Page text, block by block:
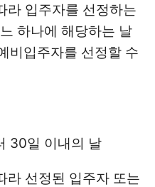
입주자를 선정하는
하나에 해당하는 날
비입주자를 선정할 수
30일 이내의 날
선정된 입주자 또는